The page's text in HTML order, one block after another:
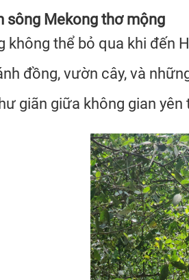
sông Mekong thơ mộng
thể bỏ qua khi đến
đồng, vườn cây, và
giãn giữa không gian